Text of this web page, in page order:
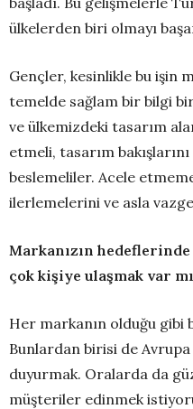
ülkelerden biri olmayı
Gençler, kesinlikle bu işin
temelde sağlam bir bilgi
ve ülkemizdeki tasarım
etmeli, tasarım
beslemeliler. Acele
ilerlemelerini ve asla
Markanızın hedeflerinde
çok kişiye ulaşmak var
Her markanın olduğu gibi
Bunlardan birisi de
duyurmak. Oralarda da
müşteriler edinmek